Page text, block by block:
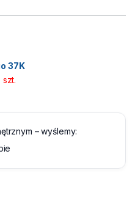
37K
szt.
– wyślemy: